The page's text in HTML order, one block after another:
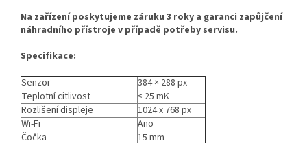
Na zařízení poskytujeme záruku 3 roky a garanci zapůjčení
náhradního přístroje v případě potřeby servisu.
Specifikace:
Senzor
384 × 288 px
Teplotní citlivost
≤ 25 mK
Rozlišení displeje
1024 x 768 px
Wi-Fi
Ano
Čočka
15 mm